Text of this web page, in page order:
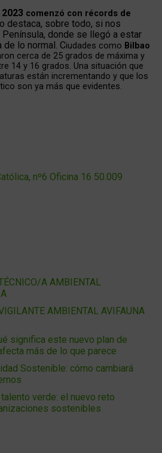
2023 comenzó con récords de
destaca, sobre todo, si nos
donde se llegó a estar
lo normal. Ciudades como Bilbao
cerca de 25 grados de máxima y
14 y 16 grados. Una situación que
están incrementando y que los
son ya más que evidentes.
nº6 Oficina 16 50.009
A AMBIENTAL
AMBIENTAL AVIFAUNA
significa este nuevo plan de
más de lo que parece
Sostenible: cómo cambiará
verde: el nuevo reto
sostenibles